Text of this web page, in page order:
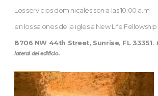
Los servicios dominicales son a las 10:00 a.m.
en los salones de la iglesia New Life
8706 NW 44th Street, Sunrise, FL 33351.
lateral del edificio.